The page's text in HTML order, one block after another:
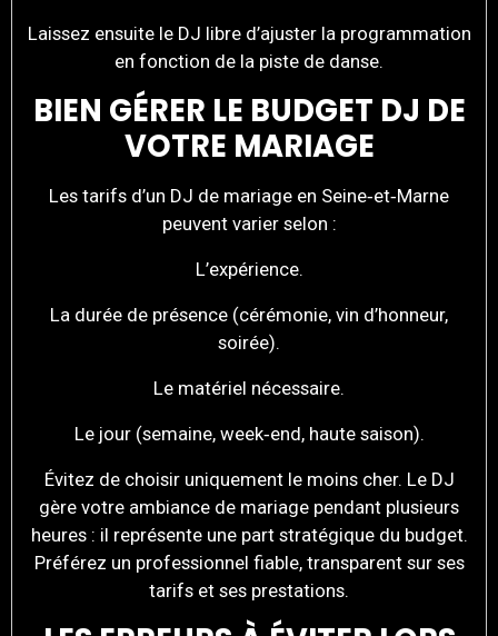
Laissez ensuite le DJ libre d’ajuster la programmation
en fonction de la piste de danse.
BIEN GÉRER LE BUDGET DJ DE
VOTRE MARIAGE
Les tarifs d’un DJ de mariage en Seine‑et‑Marne
peuvent varier selon :
L’expérience.
La durée de présence (cérémonie, vin d’honneur,
soirée).
Le matériel nécessaire.
Le jour (semaine, week‑end, haute saison).
Évitez de choisir uniquement le moins cher. Le DJ
gère votre ambiance de mariage pendant plusieurs
heures : il représente une part stratégique du budget.
Préférez un professionnel fiable, transparent sur ses
tarifs et ses prestations.